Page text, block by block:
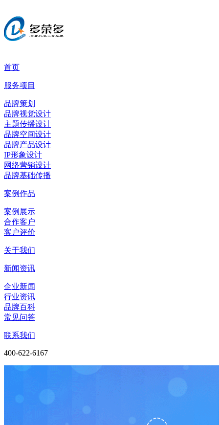
首页
服务项目
品牌策划
品牌视觉设计
主题传播设计
品牌空间设计
品牌产品设计
IP形象设计
网络营销设计
品牌基础传播
案例作品
案例展示
合作客户
客户评价
关于我们
新闻资讯
企业新闻
行业资讯
品牌百科
常见问答
联系我们
400-622-6167